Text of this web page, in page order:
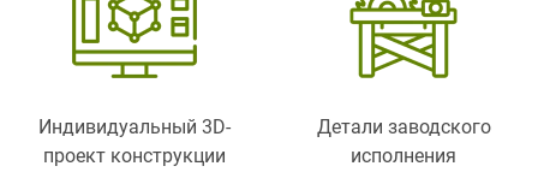
Индивидуальный 3D-
проект конструкции
Детали заводского
исполнения